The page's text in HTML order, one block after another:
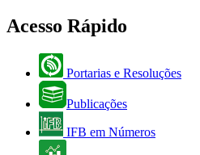
Acesso Rápido
Portarias e Resoluções
Publicações
IFB em Números